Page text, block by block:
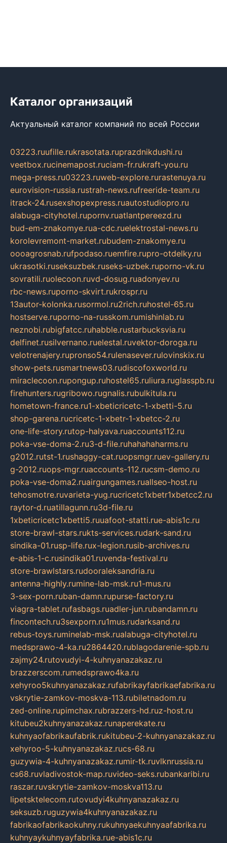
Каталог организаций
Актуальный каталог компаний по всей России
03223.ruufille.rukrasotata.ruprazdnikdushi.ru
veetbox.rucinemapost.ruciam-fr.rukraft-you.ru
mega-press.ru03223.ruweb-explore.rurastenuya.ru
eurovision-russia.rustrah-news.rufreeride-team.ru
itrack-24.rusexshopexpress.ruautostudiopro.ru
alabuga-cityhotel.rupornv.ruatlantpereezd.ru
bud-em-znakomye.rua-cdc.ruelektrostal-news.ru
korolevremont-market.rubudem-znakomye.ru
oooagrosnab.rufpodaso.ruemfire.rupro-otdelky.ru
ukrasotki.ruseksuzbek.ruseks-uzbek.ruporno-vk.ru
sovratili.ruolecoon.ruvd-dosug.ruadonyev.ru
rbc-news.ruporno-skvirt.rukrospr.ru
13autor-kolonka.rusormol.ru2rich.ruhostel-65.ru
hostserve.ruporno-na-russkom.rumishinlab.ru
neznobi.rubigfatcc.ruhabble.rustarbucksvia.ru
delfinet.rusilvernano.ruelestal.ruvektor-doroga.ru
velotrenajery.rupronso54.rulenasever.rulovinskix.ru
show-pets.rusmartnews03.rudiscofoxworld.ru
miraclecoon.rupongup.ruhostel65.ruliura.ruglasspb.ru
firehunters.rugribowo.rugnalis.rubulkitula.ru
hometown-france.ru1-xbeticricetc-1-xbetti-5.ru
shop-garena.rucricetc-1-xbetr-1-xbetcc-2.ru
one-life-story.rutop-halyava.ruaccounts112.ru
poka-vse-doma-2.ru3-d-file.ruhahahaharms.ru
g2012.rutst-1.rushaggy-cat.ruopsmgr.ruev-gallery.ru
g-2012.ruops-mgr.ruaccounts-112.rucsm-demo.ru
poka-vse-doma2.ruairgungames.ruallseo-host.ru
tehosmotre.ruvarieta-yug.rucricetc1xbetr1xbetcc2.ru
raytor-d.ruatillagunn.ru3d-file.ru
1xbeticricetc1xbetti5.ruuafoot-statti.rue-abis1c.ru
store-brawl-stars.rukts-services.rudark-sand.ru
sindika-01.rusp-life.rux-legion.rusib-archives.ru
e-abis-1-c.rusindika01.ruvenda-festival.ru
store-brawlstars.rudooraleksandria.ru
antenna-highly.rumine-lab-msk.ru1-mus.ru
3-sex-porn.ruban-damn.rupurse-factory.ru
viagra-tablet.rufasbags.ruadler-jun.rubandamn.ru
fincontech.ru3sexporn.ru1mus.rudarksand.ru
rebus-toys.ruminelab-msk.rualabuga-cityhotel.ru
medsprawo-4-ka.ru2864420.rublagodarenie-spb.ru
zajmy24.rutovudyi-4-kuhnyanazakaz.ru
brazzerscom.rumedsprawo4ka.ru
xehyroo5kuhnyanazakaz.rufabrikayfabrikaefabrika.ru
vskrytie-zamkov-moskva-113.rubiletnadom.ru
zed-online.rupimchax.rubrazzers-hd.ruz-host.ru
kitubeu2kuhnyanazakaz.runaperekate.ru
kuhnyaofabrikaufabrik.rukitubeu-2-kuhnyanazakaz.ru
xehyroo-5-kuhnyanazakaz.rucs-68.ru
guzywia-4-kuhnyanazakaz.rumir-tk.ruvlknrussia.ru
cs68.ruvladivostok-map.ruvideo-seks.rubankaribi.ru
raszar.ruvskrytie-zamkov-moskva113.ru
lipetsktelecom.rutovudyi4kuhnyanazakaz.ru
seksuzb.ruguzywia4kuhnyanazakaz.ru
fabrikaofabrikaokuhny.rukuhnyaekuhnyaafabrika.ru
kuhnyaykuhnyayfabrika.rue-abis1c.ru